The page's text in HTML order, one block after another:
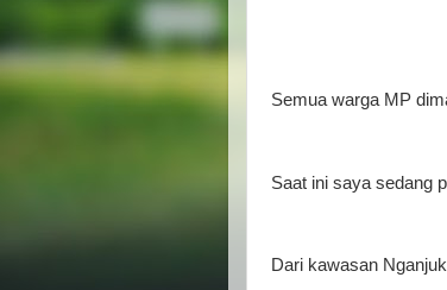
Semua warga MP
Saat ini saya sedang
Dari kawasan